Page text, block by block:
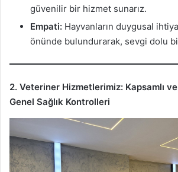
güvenilir bir hizmet sunarız.
Empati: Hayvanların duygusal
önünde bulundurarak, sevgi dolu
2. Veteriner Hizmetlerimiz: Kapsamlı
Genel Sağlık Kontrolleri